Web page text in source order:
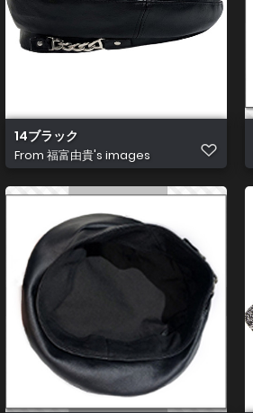
14ブラック
From 福富由貴's images